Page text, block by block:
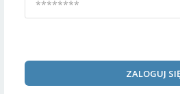
ZALOGUJ